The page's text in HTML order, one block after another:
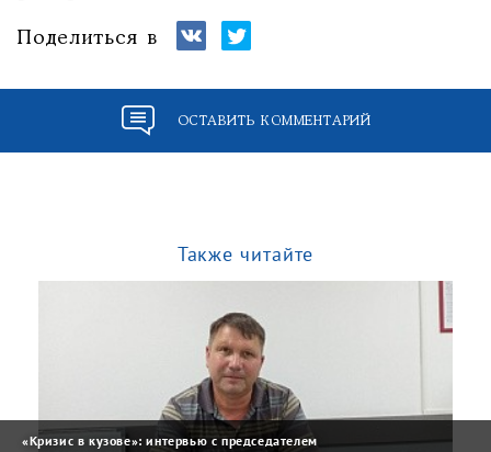
Поделиться в
ОСТАВИТЬ КОММЕНТАРИЙ
Также читайте
«Кризис в кузове»: интервью с председателем